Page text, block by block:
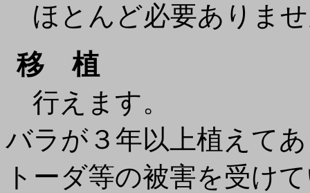
ほとんど必要ありま
移 植
行えます。
バラが３年以上植えて
トーダ等の被害を受け